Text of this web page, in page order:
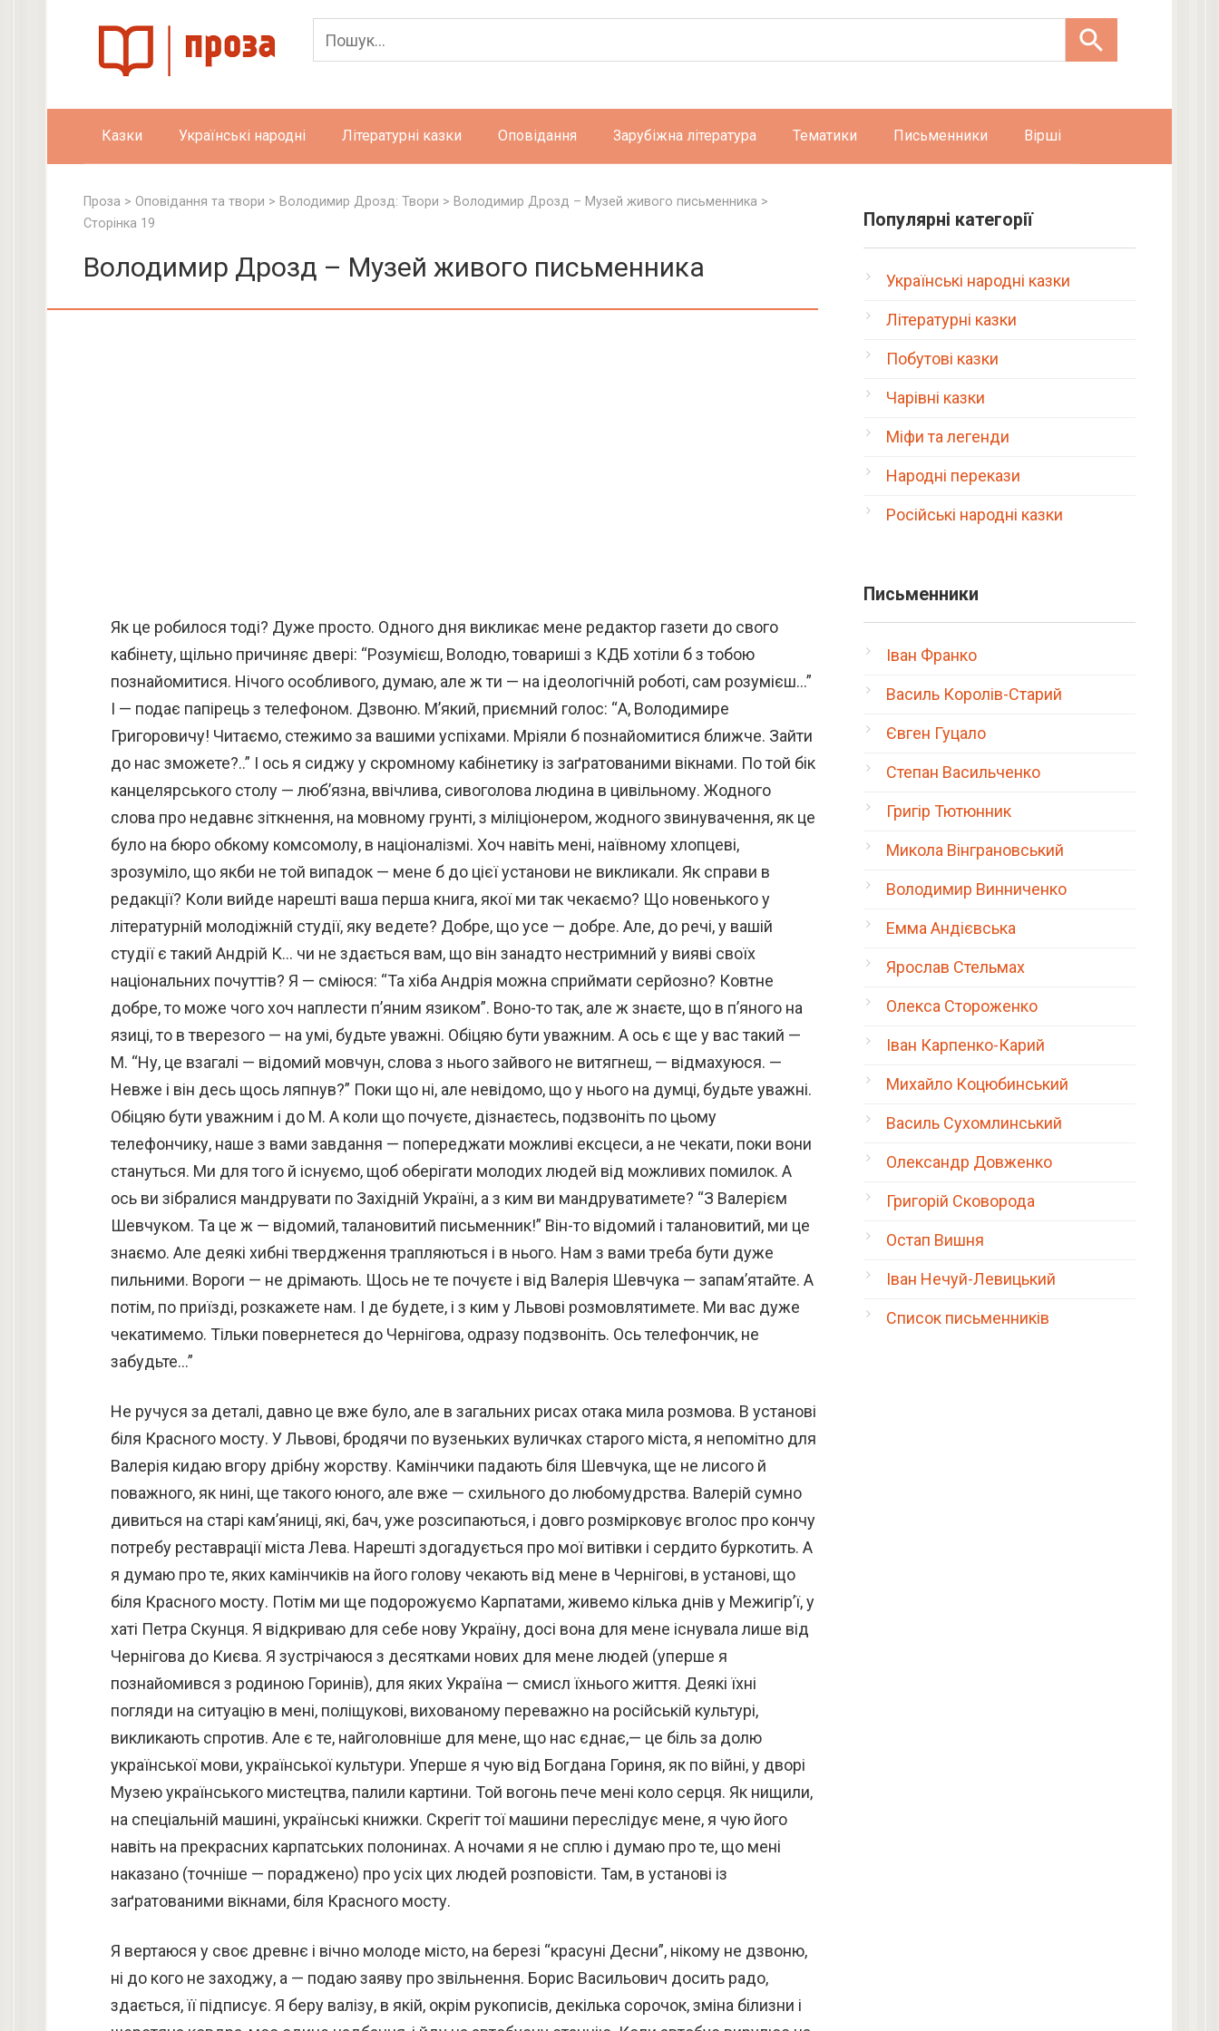
Казки Українські народні Літературні казки Оповідання Зарубіжна література Тематики Письменники Вірші
Проза > Оповідання та твори > Володимир Дрозд: Твори > Володимир Дрозд – Музей живого письменника >
Сторінка 19
Володимир Дрозд – Музей живого письменника
Як це робилося тоді? Дуже просто. Одного дня викликає мене редактор газети до свого
кабінету, щільно причиняє двері: “Розумієш, Володю, товариші з КДБ хотіли б з тобою
познайомитися. Нічого особливого, думаю, але ж ти — на ідеологічній роботі, сам розумієш…”
І — подає папірець з телефоном. Дзвоню. М’який, приємний голос: “А, Володимире
Григоровичу! Читаємо, стежимо за вашими успіхами. Мріяли б познайомитися ближче. Зайти
до нас зможете?..” І ось я сиджу у скромному кабінетику із заґратованими вікнами. По той бік
канцелярського столу — люб’язна, ввічлива, сивоголова людина в цивільному. Жодного
слова про недавнє зіткнення, на мовному грунті, з міліціонером, жодного звинувачення, як це
було на бюро обкому комсомолу, в націоналізмі. Хоч навіть мені, наївному хлопцеві,
зрозуміло, що якби не той випадок — мене б до цієї установи не викликали. Як справи в
редакції? Коли вийде нарешті ваша перша книга, якої ми так чекаємо? Що новенького у
літературній молодіжній студії, яку ведете? Добре, що усе — добре. Але, до речі, у вашій
студії є такий Андрій К… чи не здається вам, що він занадто нестримний у вияві своїх
національних почуттів? Я — сміюся: “Та хіба Андрія можна сприймати серйозно? Ковтне
добре, то може чого хоч наплести п’яним язиком”. Воно-то так, але ж знаєте, що в п’яного на
язиці, то в тверезого — на умі, будьте уважні. Обіцяю бути уважним. А ось є ще у вас такий —
М. “Ну, це взагалі — відомий мовчун, слова з нього зайвого не витягнеш, — відмахуюся. —
Невже і він десь щось ляпнув?” Поки що ні, але невідомо, що у нього на думці, будьте уважні.
Обіцяю бути уважним і до М. А коли що почуєте, дізнаєтесь, подзвоніть по цьому
телефончику, наше з вами завдання — попереджати можливі ексцеси, а не чекати, поки вони
стануться. Ми для того й існуємо, щоб оберігати молодих людей від можливих помилок. А
ось ви зібралися мандрувати по Західній Україні, а з ким ви мандруватимете? “З Валерієм
Шевчуком. Та це ж — відомий, талановитий письменник!” Він-то відомий і талановитий, ми це
знаємо. Але деякі хибні твердження трапляються і в нього. Нам з вами треба бути дуже
пильними. Вороги — не дрімають. Щось не те почуєте і від Валерія Шевчука — запам’ятайте. А
потім, по приїзді, розкажете нам. І де будете, і з ким у Львові розмовлятимете. Ми вас дуже
чекатимемо. Тільки повернетеся до Чернігова, одразу подзвоніть. Ось телефончик, не
забудьте…”
Не ручуся за деталі, давно це вже було, але в загальних рисах отака мила розмова. В установі
біля Красного мосту. У Львові, бродячи по вузеньких вуличках старого міста, я непомітно для
Валерія кидаю вгору дрібну жорству. Камінчики падають біля Шевчука, ще не лисого й
поважного, як нині, ще такого юного, але вже — схильного до любомудрства. Валерій сумно
дивиться на старі кам’яниці, які, бач, уже розсипаються, і довго розмірковує вголос про кончу
потребу реставрації міста Лева. Нарешті здогадується про мої витівки і сердито буркотить. А
я думаю про те, яких камінчиків на його голову чекають від мене в Чернігові, в установі, що
біля Красного мосту. Потім ми ще подорожуємо Карпатами, живемо кілька днів у Межигір’ї, у
хаті Петра Скунця. Я відкриваю для себе нову Україну, досі вона для мене існувала лише від
Чернігова до Києва. Я зустрічаюся з десятками нових для мене людей (уперше я
познайомився з родиною Горинів), для яких Україна — смисл їхнього життя. Деякі їхні
погляди на ситуацію в мені, поліщукові, вихованому переважно на російській культурі,
викликають спротив. Але є те, найголовніше для мене, що нас єднає,— це біль за долю
української мови, української культури. Уперше я чую від Богдана Гориня, як по війні, у дворі
Музею українського мистецтва, палили картини. Той вогонь пече мені коло серця. Як нищили,
на спеціальній машині, українські книжки. Скрегіт тої машини переслідує мене, я чую його
навіть на прекрасних карпатських полонинах. А ночами я не сплю і думаю про те, що мені
наказано (точніше — пораджено) про усіх цих людей розповісти. Там, в установі із
заґратованими вікнами, біля Красного мосту.
Я вертаюся у своє древнє і вічно молоде місто, на березі “красуні Десни”, нікому не дзвоню,
ні до кого не заходжу, а — подаю заяву про звільнення. Борис Васильович досить радо,
здається, її підписує. Я беру валізу, в якій, окрім рукописів, декілька сорочок, зміна білизни і
Популярні категорії
Українські народні казки
Літературні казки
Побутові казки
Чарівні казки
Міфи та легенди
Народні перекази
Російські народні казки
Письменники
Іван Франко
Василь Королів-Старий
Євген Гуцало
Степан Васильченко
Григір Тютюнник
Микола Вінграновський
Володимир Винниченко
Емма Андієвська
Ярослав Стельмах
Олекса Стороженко
Іван Карпенко-Карий
Михайло Коцюбинський
Василь Сухомлинський
Олександр Довженко
Григорій Сковорода
Остап Вишня
Іван Нечуй-Левицький
Список письменників